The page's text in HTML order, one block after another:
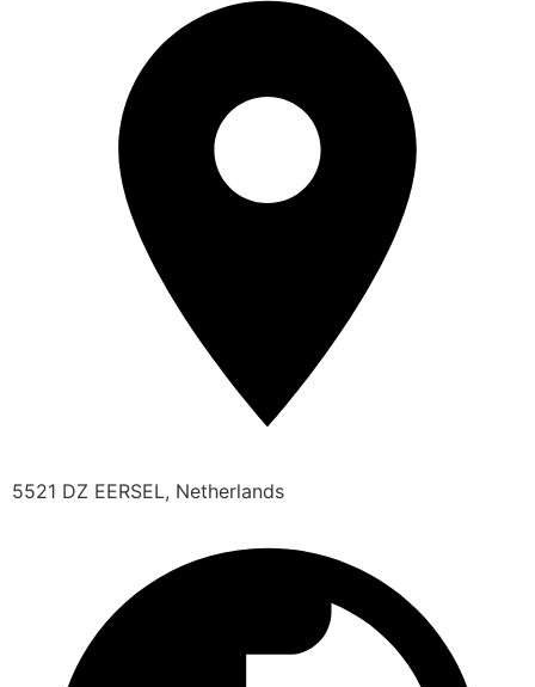
5521 DZ EERSEL, Netherlands